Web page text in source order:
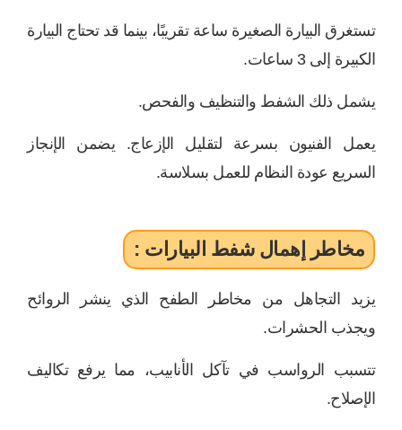
تستغرق البيارة الصغيرة ساعة تقريبًا، بينما قد تحتاج البيارة
الكبيرة إلى 3 ساعات.
يشمل ذلك الشفط والتنظيف والفحص.
يعمل الفنيون بسرعة لتقليل الإزعاج. يضمن الإنجاز
السريع عودة النظام للعمل بسلاسة.
مخاطر إهمال شفط البيارات :
يزيد التجاهل من مخاطر الطفح الذي ينشر الروائح
ويجذب الحشرات.
تتسبب الرواسب في تآكل الأنابيب، مما يرفع تكاليف
الإصلاح.